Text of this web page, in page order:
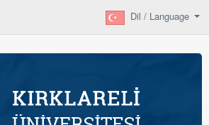
Dil / Language